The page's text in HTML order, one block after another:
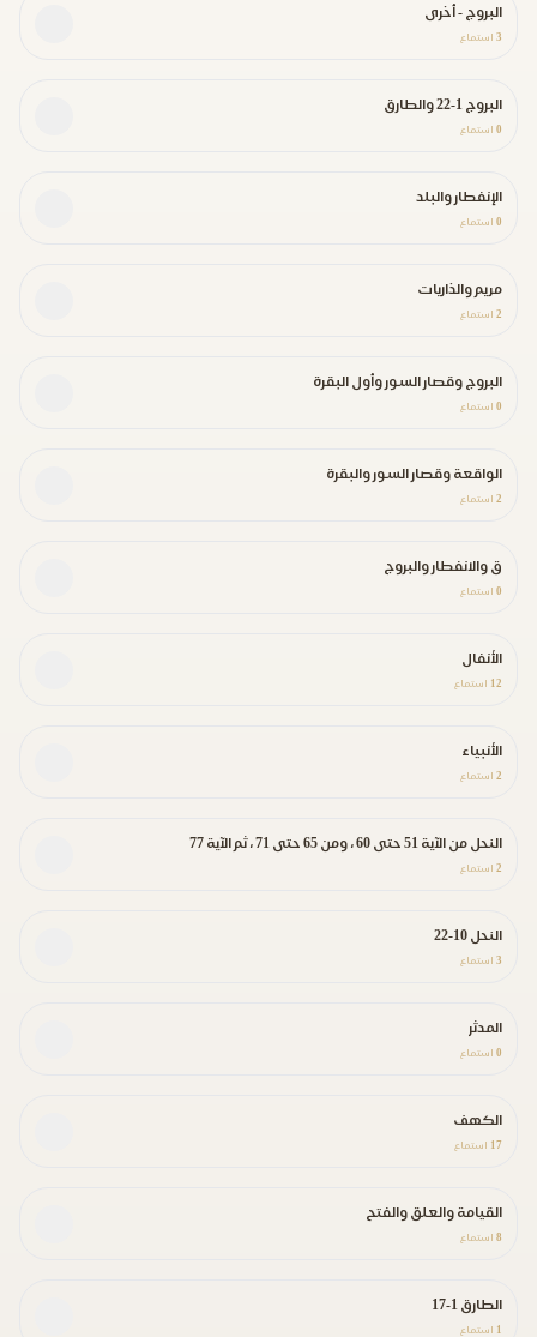
البروج - أخرى
3 استماع
البروج 1-22 والطارق
0 استماع
الإنفطار والبلد
0 استماع
مريم والذاريات
2 استماع
البروج وقصار السور وأول البقرة
0 استماع
الواقعة وقصار السور والبقرة
2 استماع
ق والانفطار والبروج
0 استماع
الأنفال
12 استماع
الأنبياء
2 استماع
النحل من الآية 51 حتى 60 ، ومن 65 حتى 71 ، ثم الآية 77
2 استماع
النحل 10-22
3 استماع
المدثر
0 استماع
الكهف
17 استماع
القيامة والعلق والفتح
8 استماع
الطارق 1-17
1 استماع